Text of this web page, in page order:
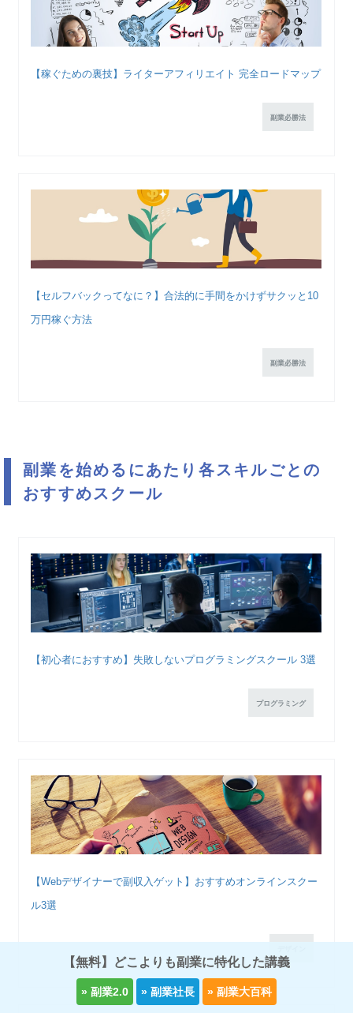
【稼ぐための裏技】ライターアフィリエイト 完全ロードマップ
副業必勝法
【セルフバックってなに？】合法的に手間をかけずサクッと10
万円稼ぐ方法
副業必勝法
副業を始めるにあたり各スキルごとの
おすすめスクール
【初心者におすすめ】失敗しないプログラミングスクール 3選
プログラミング
【Webデザイナーで副収入ゲット】おすすめオンラインスクー
ル3選
【無料】どこよりも副業に特化した講義